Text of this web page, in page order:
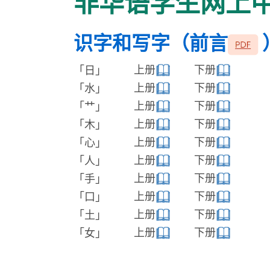
识字和写字（前言 ）
「日」 上册
下册
「水」
上册
下册
「艹」
上册
下册
「木」
上册
下册
「心」
上册
下册
「人」
上册
下册
「手」
上册
下册
「口」
上册
下册
「土」
上册
下册
「女」
上册 下册